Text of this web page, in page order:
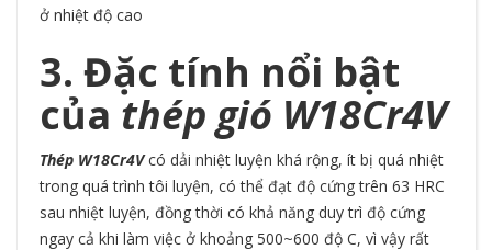
ở nhiệt độ cao
3. Đặc tính nổi bật
của thép gió W18Cr4V
Thép W18Cr4Vcó dải nhiệt luyện khá rộng, ít bị quá nhiệt
trong quá trình tôi luyện, có thể đạt độ cứng trên 63 HRC
sau nhiệt luyện, đồng thời có khả năng duy trì độ cứng
ngay cả khi làm việc ở khoảng 500~600 độ C, vì vậy rất